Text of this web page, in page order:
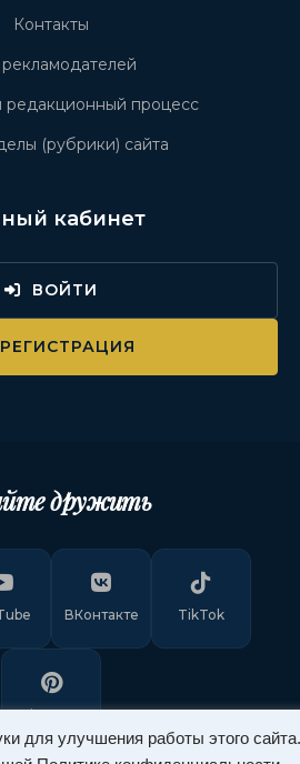
для улучшения работы этого сайта.
Контакты
редакционный процесс
(рубрики) сайта
кабинет
ВОЙТИ
РЕГИСТРАЦИЯ
дружить
ВКонтакте TikTok
Pinterest